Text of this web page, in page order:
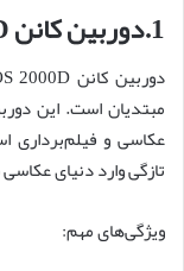
1.دوربین کانن EOS 2000D:
عکاسی و
تازگی وارد دنیای
ویژگی‌های مهم: